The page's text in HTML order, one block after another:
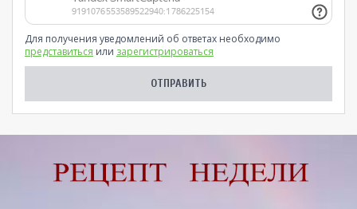
Для получения уведомлений об ответах необходимо
представиться или зарегистрироваться